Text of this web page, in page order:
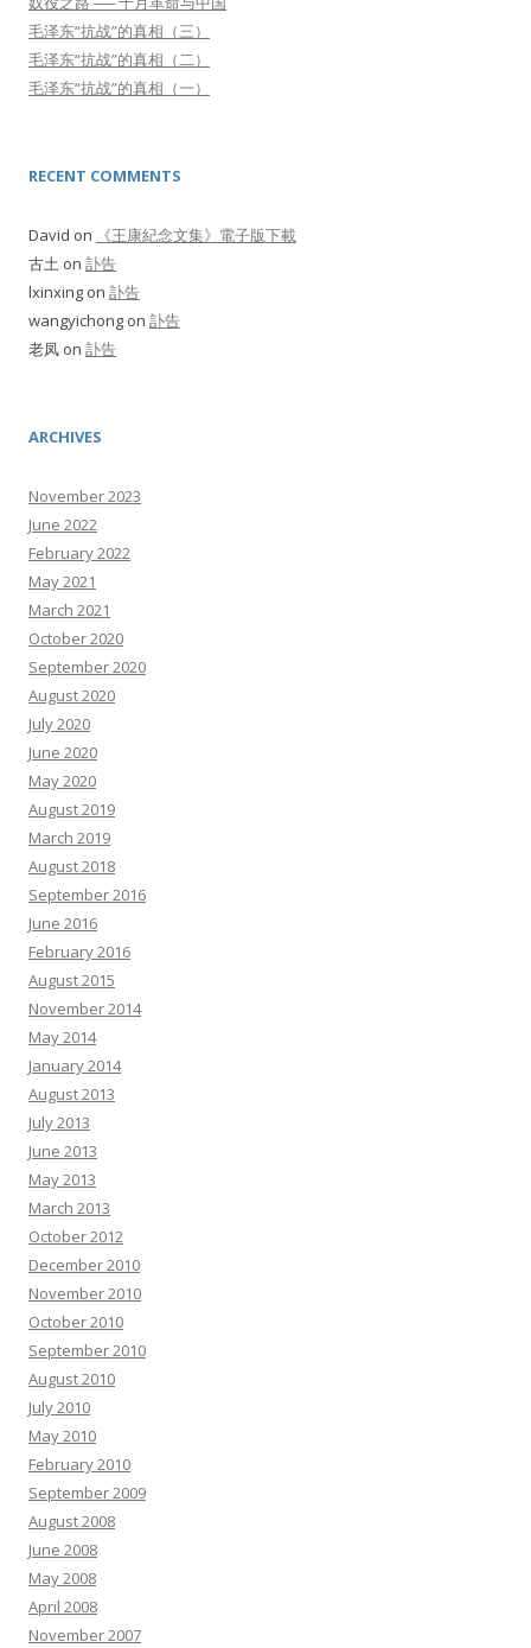
毛泽东“抗战”的真相（三）
毛泽东“抗战”的真相（二）
毛泽东“抗战”的真相（一）
RECENT COMMENTS
David on
《王康紀念文集》電子版下載
古土 on 訃告
lxinxing on 訃告
wangyichong on 訃告
老凤 on 訃告
ARCHIVES
November 2023
June 2022
February 2022
May 2021
March 2021
October 2020
September 2020
August 2020
July 2020
June 2020
May 2020
August 2019
March 2019
August 2018
September 2016
June 2016
February 2016
August 2015
November 2014
May 2014
January 2014
August 2013
July 2013
June 2013
May 2013
March 2013
October 2012
December 2010
November 2010
October 2010
September 2010
August 2010
July 2010
May 2010
February 2010
September 2009
August 2008
June 2008
May 2008
April 2008
November 2007